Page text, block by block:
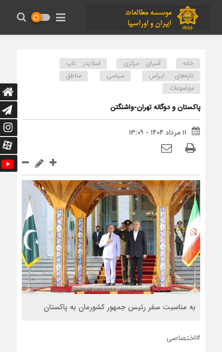
خانه آسیای مرکزی
اسلایدر تاپ
تازه‌های ایراس
سیاسی
مناطق
موضوعات
پاکستان و دوگانه تهران-واشنگتن
۱۱ مرداد ۱۴۰۴ - ۱۳:۰۹
به مناسبت سفر رئیس جمهور کشورمان به پاکستان
#اختصاصی